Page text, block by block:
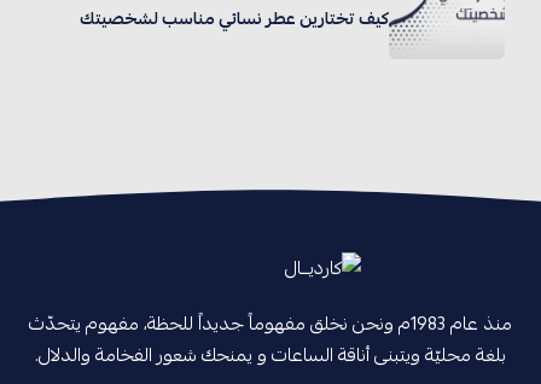
كيف تختارين عطر نسائي مناسب لشخصيتك
منذ عام 1983م ونحن نخلق مفهوماً جديداً للحظة، مفهوم يتحدّث
بلغة محليّة ويتبنى أناقة الساعات و يمنحك شعور الفخامة والدلال.